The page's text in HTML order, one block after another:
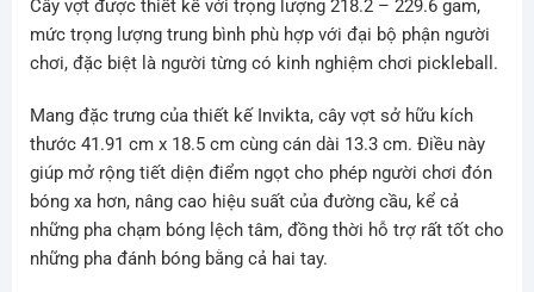
Cây vợt được thiết kế với trọng lượng 218.2 – 229.6 gam,
mức trọng lượng trung bình phù hợp với đại bộ phận người
chơi, đặc biệt là người từng có kinh nghiệm chơi pickleball.
Mang đặc trưng của thiết kế Invikta, cây vợt sở hữu kích
thước 41.91 cm x 18.5 cm cùng cán dài 13.3 cm. Điều này
giúp mở rộng tiết diện điểm ngọt cho phép người chơi đón
bóng xa hơn, nâng cao hiệu suất của đường cầu, kể cả
những pha chạm bóng lệch tâm, đồng thời hỗ trợ rất tốt cho
những pha đánh bóng bằng cả hai tay.